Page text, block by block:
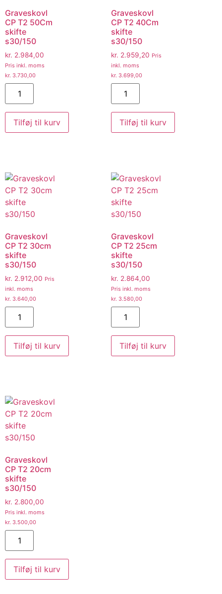
Graveskovl
CP T2 50Cm
skifte
s30/150
kr. 2.984,00
Pris inkl. moms
kr. 3.730,00
Tilføj til kurv
Graveskovl
CP T2 40Cm
skifte
s30/150
kr. 2.959,20 Pris
inkl. moms
kr. 3.699,00
Tilføj til kurv
Graveskovl
CP T2 30cm
skifte
s30/150
kr. 2.912,00 Pris
inkl. moms
kr. 3.640,00
Tilføj til kurv
Graveskovl
CP T2 25cm
skifte
s30/150
kr. 2.864,00
Pris inkl. moms
kr. 3.580,00
Tilføj til kurv
Graveskovl
CP T2 20cm
skifte
s30/150
kr. 2.800,00
Pris inkl. moms
kr. 3.500,00
Tilføj til kurv